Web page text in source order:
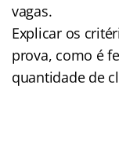
vagas.
Explicar os
prova, como é
quantidade de